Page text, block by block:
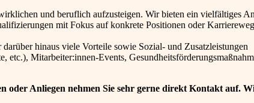
und beruflich aufzusteigen. Wir bieten ein vielfältiges
mit Fokus auf konkrete Positionen oder
hinaus viele Vorteile sowie Sozial- und Zusatzleistungen
Mitarbeiter:innen-Events,
oder Anliegen nehmen Sie sehr gerne direkt Kontakt auf.